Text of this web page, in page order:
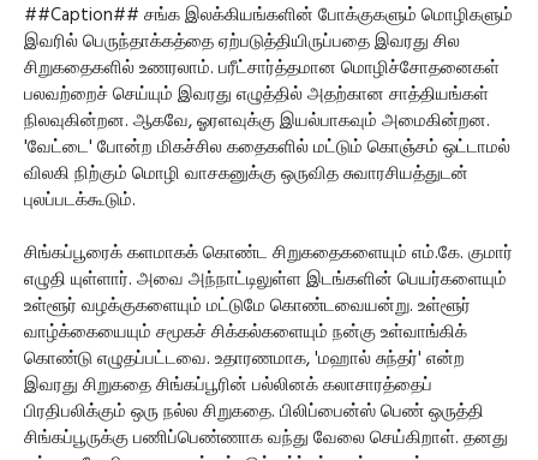
##Caption## சங்க இலக்கியங்களின் போக்குகளும் மொழிகளும்
இவரில் பெருந்தாக்கத்தை ஏற்படுத்தியிருப்பதை இவரது சில
சிறுகதைகளில் உணரலாம். பரீட்சார்த்தமான மொழிச்சோதனைகள்
பலவற்றைச் செய்யும் இவரது எழுத்தில் அதற்கான சாத்தியங்கள்
நிலவுகின்றன. ஆகவே, ஓரளவுக்கு இயல்பாகவும் அமைகின்றன.
'வேட்டை' போன்ற மிகச்சில கதைகளில் மட்டும் கொஞ்சம் ஒட்டாமல்
விலகி நிற்கும் மொழி வாசகனுக்கு ஒருவித சுவாரசியத்துடன்
புலப்படக்கூடும்.
சிங்கப்பூரைக் களமாகக் கொண்ட சிறுகதைகளையும் எம்.கே. குமார்
எழுதி யுள்ளார். அவை அந்நாட்டிலுள்ள இடங்களின் பெயர்களையும்
உள்ளூர் வழக்குகளையும் மட்டுமே கொண்டவையன்று. உள்ளூர்
வாழ்க்கையையும் சமூகச் சிக்கல்களையும் நன்கு உள்வாங்கிக்
கொண்டு எழுதப்பட்டவை. உதாரணமாக, 'மஹால் சுந்தர்' என்ற
இவரது சிறுகதை சிங்கப்பூரின் பல்லினக் கலாசாரத்தைப்
பிரதிபலிக்கும் ஒரு நல்ல சிறுகதை. பிலிப்பைன்ஸ் பெண் ஒருத்தி
சிங்கப்பூருக்கு பணிப்பெண்ணாக வந்து வேலை செய்கிறாள். தனது